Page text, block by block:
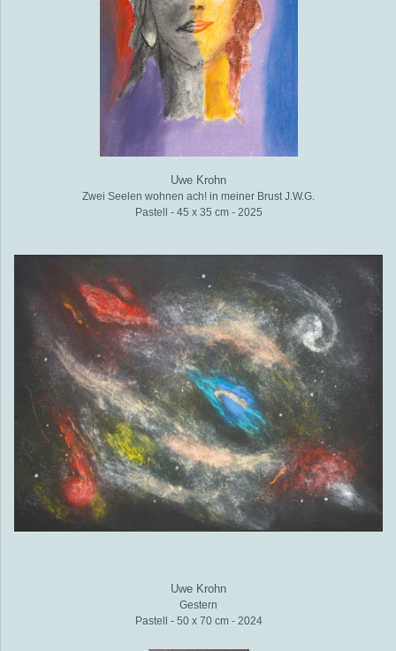
Uwe Krohn
Zwei Seelen wohnen ach! in meiner Brust J.W.G.
Pastell - 45 x 35 cm - 2025
Uwe Krohn
Gestern
Pastell - 50 x 70 cm - 2024